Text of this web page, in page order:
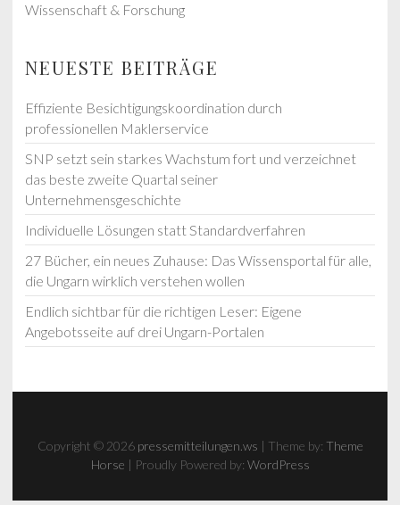
Wissenschaft & Forschung
NEUESTE BEITRÄGE
Effiziente Besichtigungskoordination durch
professionellen Maklerservice
SNP setzt sein starkes Wachstum fort und verzeichnet
das beste zweite Quartal seiner
Unternehmensgeschichte
Individuelle Lösungen statt Standardverfahren
27 Bücher, ein neues Zuhause: Das Wissensportal für alle,
die Ungarn wirklich verstehen wollen
Endlich sichtbar für die richtigen Leser: Eigene
Angebotsseite auf drei Ungarn-Portalen
Copyright © 2026 pressemitteilungen.ws | Theme by: Theme
Horse | Proudly Powered by: WordPress